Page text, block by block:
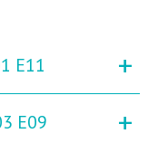
E11 +
E09 +